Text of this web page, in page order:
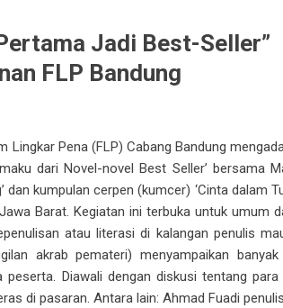
Jadi Best-Seller”
FLP Bandung
Lingkar Pena (FLP) Cabang Bandung
dari Novel-novel Best Seller’ bersama
dan kumpulan cerpen (kumcer) ‘Cinta dalam
Barat. Kegiatan ini terbuka untuk umum
atau literasi di kalangan penulis
akrab pemateri) menyampaikan
peserta. Diawali dengan diskusi tentang
di pasaran. Antara lain: Ahmad Fuadi